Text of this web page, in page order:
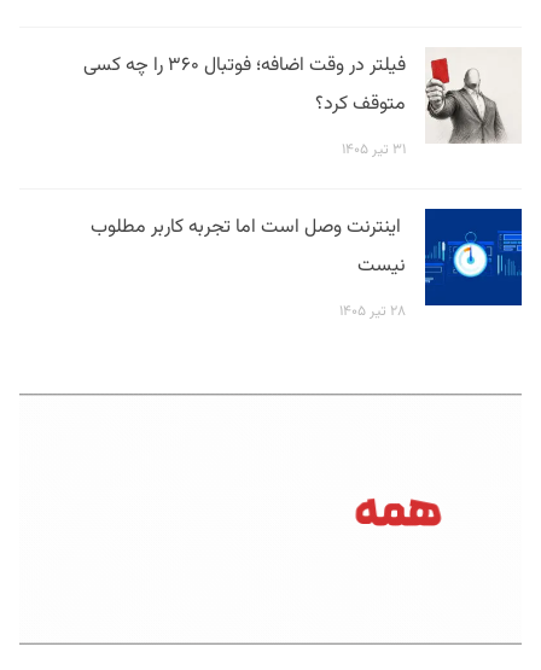
فیلتر در وقت اضافه؛ فوتبال ۳۶۰ را چه کسی
متوقف کرد؟
۳۱ تیر ۱۴۰۵
اینترنت وصل است اما تجربه کاربر مطلوب
نیست
۲۸ تیر ۱۴۰۵